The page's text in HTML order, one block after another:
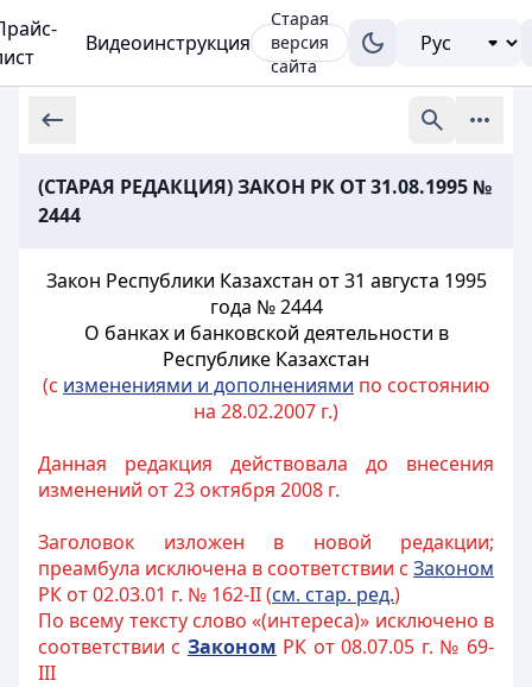
Видеоинструкция
Старая
версия
сайта
(СТАРАЯ РЕДАКЦИЯ) ЗАКОН РК ОТ 31.08.1995 №
2444
Закон Республики Казахстан от 31 августа 1995
года № 2444
О банках и банковской деятельности в
Республике Казахстан
(с изменениями и дополнениями по состоянию
на 28.02.2007 г.)
Данная редакция действовала до внесения
изменений от 23 октября 2008 г.
Заголовок изложен в новой редакции;
преамбула исключена в соответствии с Законом
РК от 02.03.01 г. № 162-II (см. стар. ред.)
По всему тексту слово «(интереса)» исключено в
соответствии с Законом РК от 08.07.05 г. № 69-
III